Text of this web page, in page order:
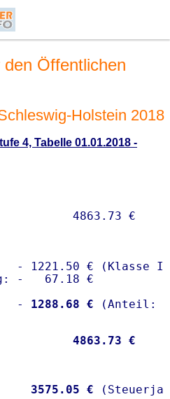
Öffentlichen
Holstein 2018
4, Tabelle 01.01.2018 -
- 1221.50 € (Klasse I)
-   67.18 €
-
1288.68 €
4863.73 €
3575.05 €